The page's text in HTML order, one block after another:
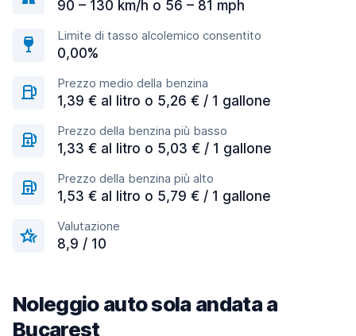
90 – 130 km/h o 56 – 81 mph
Limite di tasso alcolemico consentito
0,00%
Prezzo medio della benzina
1,39 € al litro o 5,26 € / 1 gallone
Prezzo della benzina più basso
1,33 € al litro o 5,03 € / 1 gallone
Prezzo della benzina più alto
1,53 € al litro o 5,79 € / 1 gallone
Valutazione
8,9 / 10
Noleggio auto sola andata a
Bucarest